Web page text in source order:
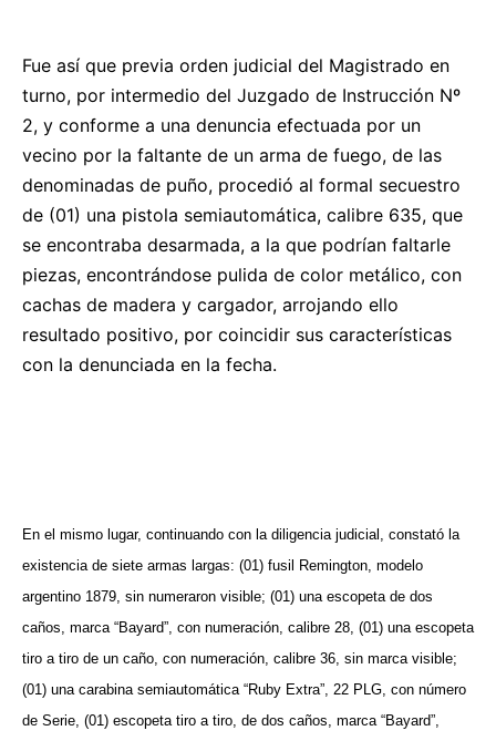
Fue así que previa orden judicial del Magistrado en
turno, por intermedio del Juzgado de Instrucción Nº
2, y conforme a una denuncia efectuada por un
vecino por la faltante de un arma de fuego, de las
denominadas de puño, procedió al formal secuestro
de (01) una pistola semiautomática, calibre 635, que
se encontraba desarmada, a la que podrían faltarle
piezas, encontrándose pulida de color metálico, con
cachas de madera y cargador, arrojando ello
resultado positivo, por coincidir sus características
con la denunciada en la fecha.
En el mismo lugar, continuando con la diligencia judicial, constató la
existencia de siete armas largas: (01) fusil Remington, modelo
argentino 1879, sin numeraron visible; (01) una escopeta de dos
caños, marca “Bayard”, con numeración, calibre 28, (01) una escopeta
tiro a tiro de un caño, con numeración, calibre 36, sin marca visible;
(01) una carabina semiautomática “Ruby Extra”, 22 PLG, con número
de Serie, (01) escopeta tiro a tiro, de dos caños, marca “Bayard”,